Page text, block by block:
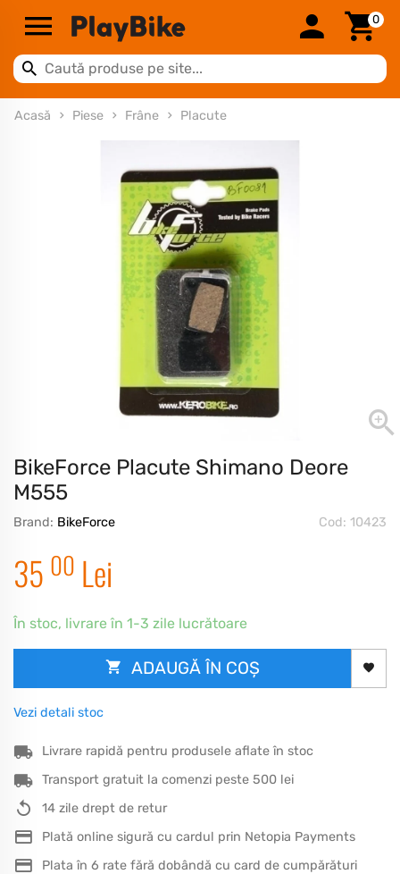
0
Acasă Piese Frâne Placute
BikeForce Placute Shimano Deore
M555
Brand: BikeForce Cod: 10423
35 00 Lei
În stoc, livrare în 1-3 zile lucrătoare
ADAUGĂ ÎN COȘ
Vezi detali stoc
Livrare rapidă pentru produsele aflate în stoc
Transport gratuit la comenzi peste 500 lei
14 zile drept de retur
Plată online sigură cu cardul prin Netopia Payments
Plata în 6 rate fără dobândă cu card de cumpărături